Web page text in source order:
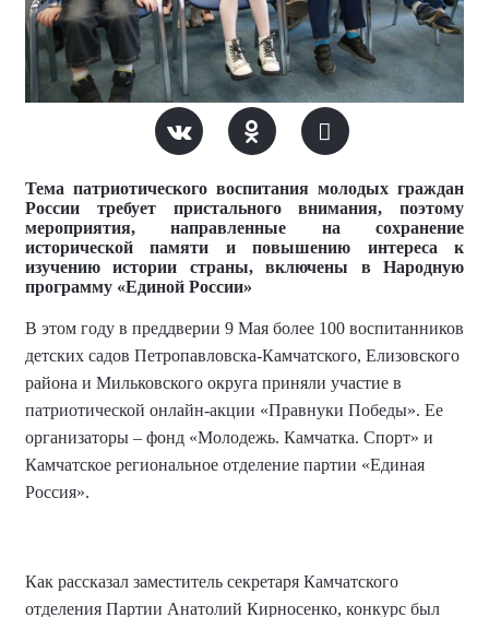
Тема патриотического воспитания молодых граждан
России требует пристального внимания, поэтому
мероприятия, направленные на сохранение
исторической памяти и повышению интереса к
изучению истории страны, включены в Народную
программу «Единой России»
В этом году в преддверии 9 Мая более 100 воспитанников
детских садов Петропавловска-Камчатского, Елизовского
района и Мильковского округа приняли участие в
патриотической онлайн-акции «Правнуки Победы». Ее
организаторы – фонд «Молодежь. Камчатка. Спорт» и
Камчатское региональное отделение партии «Единая
Россия».
Как рассказал заместитель секретаря Камчатского
отделения Партии Анатолий Кирносенко, конкурс был